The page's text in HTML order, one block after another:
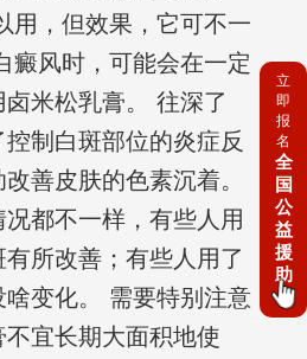
用，但效果，它可不一
癜风时，可能会在一定
米松乳膏。 往深了
制白斑部位的炎症反
善皮肤的色素沉着。
都不一样，有些人用
所改善；有些人用了
变化。 需要特别注意
宜长期大面积地使
立
即
报
名
全
国
公
益
援
助